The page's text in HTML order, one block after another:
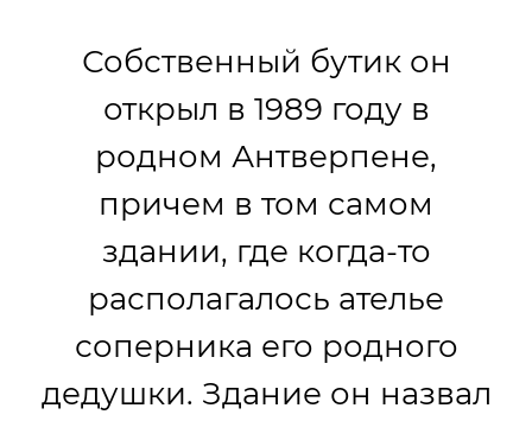
Собственный бутик он
открыл в 1989 году в
родном Антверпене,
причем в том самом
здании, где когда-то
располагалось ателье
соперника его родного
дедушки. Здание он назвал